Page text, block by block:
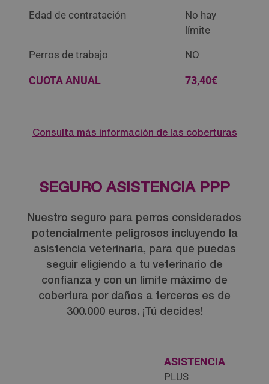
formida
organiz
an
.
Edad de contratación
No hay
límite
Perros de trabajo NO
CUOTA ANUAL 73,40€
Consulta más información de las coberturas
SEGURO ASISTENCIA PPP
Nuestro seguro para perros considerados
potencialmente peligrosos incluyendo la
asistencia veterinaria, para que puedas
seguir eligiendo a tu veterinario de
confianza y con un límite máximo de
cobertura por daños a terceros es de
300.000 euros. ¡Tú decides!
ASISTENCIA
PLUS